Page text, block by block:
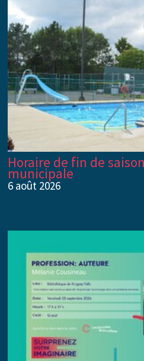
Horaire de fin de
municipale
6 août 2026